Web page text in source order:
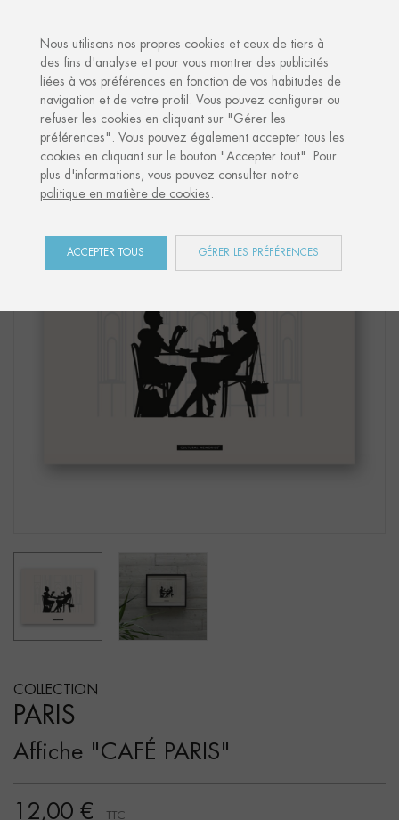
Paris Affiche "CAFÉ PARIS"
COLLECTION
PARIS
Affiche "CAFÉ PARIS"
12,00 € TTC
Nous utilisons nos propres cookies et ceux de tiers à
des fins d'analyse et pour vous montrer des publicités
liées à vos préférences en fonction de vos habitudes de
navigation et de votre profil. Vous pouvez configurer ou
refuser les cookies en cliquant sur "Gérer les
préférences". Vous pouvez également accepter tous les
cookies en cliquant sur le bouton "Accepter tout". Pour
plus d'informations, vous pouvez consulter notre
politique en matière de cookies.
ACCEPTER TOUS GÉRER LES PRÉFÉRENCES